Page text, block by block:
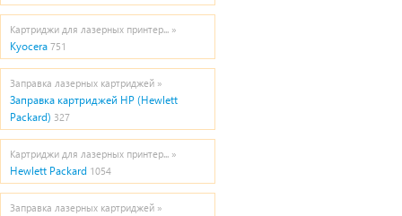
Картриджи для лазерных принтер... »
Kyocera 751
Заправка лазерных картриджей »
Заправка картриджей HP (Hewlett
Packard) 327
Картриджи для лазерных принтер... »
Hewlett Packard 1054
Заправка лазерных картриджей »